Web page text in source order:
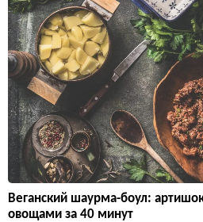
Веганский шаурма-боул:
овощами за 40 минут